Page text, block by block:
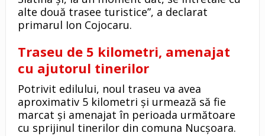
alte două trasee turistice”, a declarat
primarul Ion Cojocaru.
Traseu de 5 kilometri, amenajat
cu ajutorul tinerilor
Potrivit edilului, noul traseu va avea
aproximativ 5 kilometri și urmează să fie
marcat și amenajat în perioada următoare
cu sprijinul tinerilor din comuna Nucșoara.